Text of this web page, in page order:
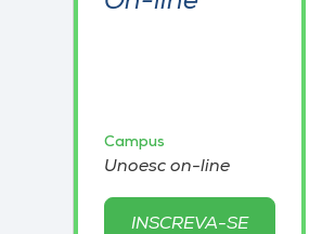
Campus
Unoesc on-line
INSCREVA-SE